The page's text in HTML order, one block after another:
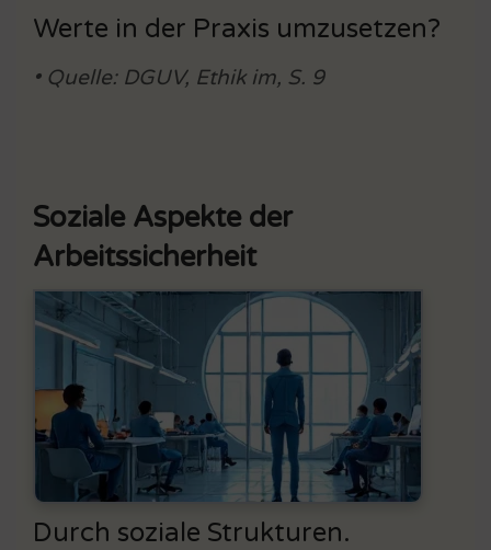
Werte in der Praxis umzusetzen?
• Quelle: DGUV, Ethik im, S. 9
Soziale Aspekte der
Arbeitssicherheit
Durch soziale Strukturen.